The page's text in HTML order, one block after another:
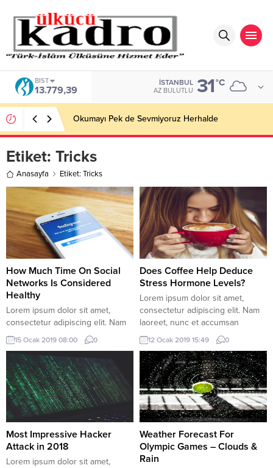
BIST
13.779,39
İSTANBUL
AZ BULUTLU 31°C
Okumayı Pek de Sevmiyoruz Herhalde
Etiket: Tricks
Anasayfa Etiket: Tricks
How Much Time On Social
Networks Is Considered
Healthy
Lorem ipsum dolor sit amet,
consectetur adipiscing elit. Nam
laoreet, nunc et accumsan
cursus, neque eros sodales
lectus, in fermentum libero dui eu
lacus. Nam lobortis facilisis
sapien non aliquet. Aenean ligula
urna, vehicula placerat sodales
vel, tempor et orci. Donec
molestie metus a sagittis
condimentum. Duis vulputate
lectus massa,...
15 Ocak 2019 08:00 0
Does Coffee Help Deduce
Stress Hormone Levels?
Lorem ipsum dolor sit amet,
consectetur adipiscing elit. Nam
laoreet, nunc et accumsan
cursus, neque eros sodales
lectus, in fermentum libero dui eu
lacus. Nam lobortis facilisis
sapien non aliquet. Aenean ligula
urna, vehicula placerat sodales
vel, tempor et orci. Donec
molestie metus a sagittis
condimentum. Duis vulputate
lectus massa,...
12 Ocak 2019 15:49 0
Most Impressive Hacker
Attack in 2018
Lorem ipsum dolor sit amet,
Weather Forecast For
Olympic Games – Clouds &
Rain